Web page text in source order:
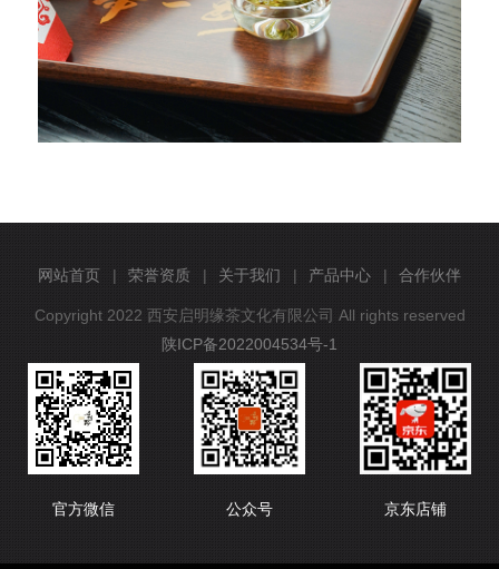
网站首页 | 荣誉资质 | 关于我们 | 产品中心 | 合作伙伴
Copyright 2022 西安启明缘茶文化有限公司 All rights reserved
陕ICP备2022004534号-1
官方微信 公众号 京东店铺